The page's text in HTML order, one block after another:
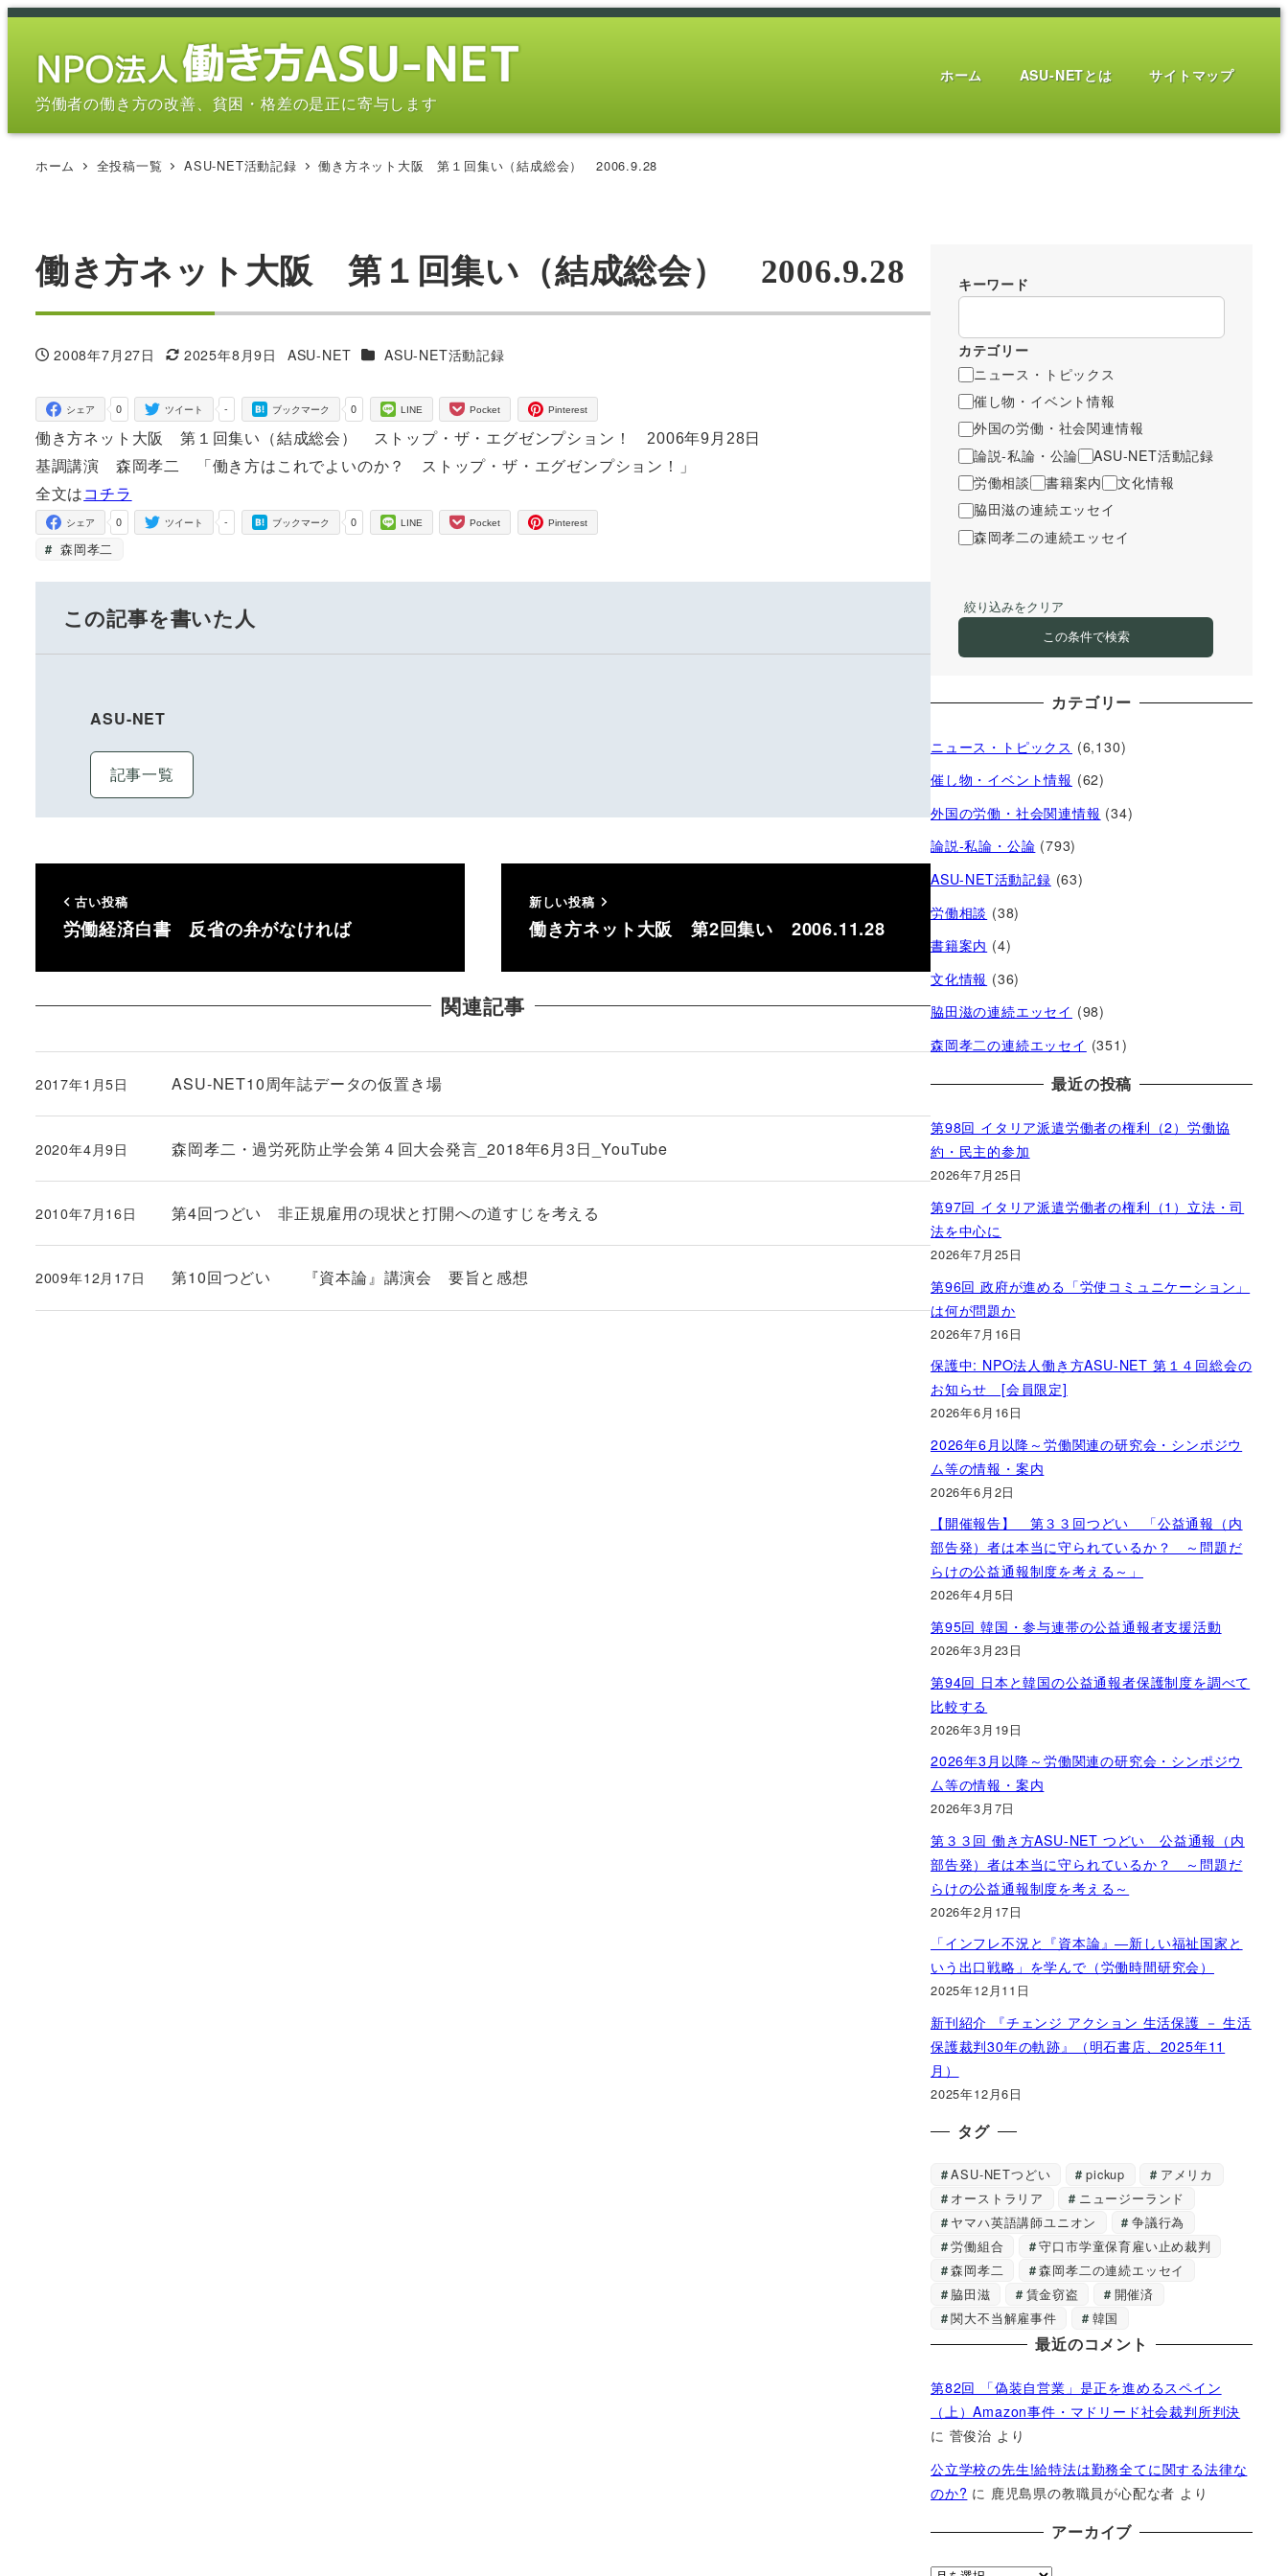
メ
労働者の働き方の改善、貧困・格差の是正に寄与します
ホーム ASU-NETとは サイトマップ
ホーム 全投稿一覧 ASU-NET活動記録 働き方ネット大阪 第１回集い（結成総会） 2006.9.28
働き方ネット大阪 第１回集い（結成総会） 2006.9.28
投稿日
2008年7月27日
更新日
2025年8月9日
著
ASU-NET カテゴリー
ASU-NET活動記録
0
シェア -
ツイート 0
ブックマーク LINE Pocket Pinterest
働き方ネット大阪 第１回集い（結成総会） ストップ・ザ・エグゼンプション！
2006年9月28日
基調講演 森岡孝二 「働き方はこれでよいのか？ ストップ・ザ・エグゼンプション！」
全文はコチラ
0
シェア -
ツイート 0
ブックマーク LINE Pocket Pinterest
森岡孝二
この記事を書いた人
ASU-NET
記事一覧
古い投稿
労働経済白書 反省の弁がなければ
新しい投稿
働き方ネット大阪 第2回集い 2006.11.28
関連記事
ASU-NET10周年誌データの仮置き場
投稿日
2017年1月5日
森岡孝二・過労死防止学会第４回大会発言_2018年6月3日_YouTube
投稿日
2020年4月9日
第4回つどい 非正規雇用の現状と打開への道すじを考える
投稿日
2010年7月16日
第10回つどい 『資本論』講演会 要旨と感想
投稿日
2009年12月17日
キーワード
カテゴリー
ニュース・トピックス
催し物・イベント情報
外国の労働・社会関連情報
論説-私論・公論
ASU-NET活動記録
労働相談
書籍案内
文化情報
脇田滋の連続エッセイ
森岡孝二の連続エッセイ
絞り込みをクリア
この条件で検索
カテゴリー
ニュース・トピックス (6,130)
催し物・イベント情報 (62)
外国の労働・社会関連情報 (34)
論説-私論・公論 (793)
ASU-NET活動記録 (63)
労働相談 (38)
書籍案内 (4)
文化情報 (36)
脇田滋の連続エッセイ (98)
森岡孝二の連続エッセイ (351)
最近の投稿
第98回 イタリア派遣労働者の権利（2）労働協
約・民主的参加
2026年7月25日
第97回 イタリア派遣労働者の権利（1）立法・司
法を中心に
2026年7月25日
第96回 政府が進める「労使コミュニケーション」
は何が問題か
2026年7月16日
保護中: NPO法人働き方ASU-NET 第１４回総会の
お知らせ [会員限定]
2026年6月16日
2026年6月以降～労働関連の研究会・シンポジウ
ム等の情報・案内
2026年6月2日
【開催報告】 第３３回つどい 「公益通報（内
部告発）者は本当に守られているか？ ～問題だ
らけの公益通報制度を考える～」
2026年4月5日
第95回 韓国・参与連帯の公益通報者支援活動
2026年3月23日
第94回 日本と韓国の公益通報者保護制度を調べて
比較する
2026年3月19日
2026年3月以降～労働関連の研究会・シンポジウ
ム等の情報・案内
2026年3月7日
第３３回 働き方ASU-NET つどい 公益通報（内
部告発）者は本当に守られているか？ ～問題だ
らけの公益通報制度を考える～
2026年2月17日
「インフレ不況と『資本論』―新しい福祉国家と
いう出口戦略」を学んで（労働時間研究会）
2025年12月11日
新刊紹介 『チェンジ アクション 生活保護 － 生活
保護裁判30年の軌跡』（明石書店、2025年11
月）
2025年12月6日
タグ
ASU-NETつどい pickup
アメリカ
オーストラリア
ニュージーランド
ヤマハ英語講師ユニオン
争議行為
労働組合
守口市学童保育雇い止め裁判
森岡孝二
森岡孝二の連続エッセイ
脇田滋
賃金窃盗
開催済
関大不当解雇事件
韓国
最近のコメント
第82回 「偽装自営業」是正を進めるスペイン
（上）Amazon事件・マドリード社会裁判所判決
に 菅俊治 より
公立学校の先生!給特法は勤務全てに関する法律な
のか? に 鹿児島県の教職員が心配な者 より
アーカイブ